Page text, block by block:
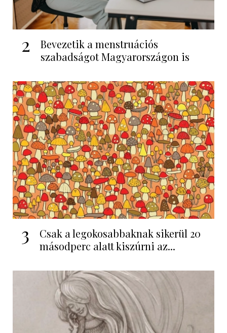
2
Bevezetik a menstruációs
szabadságot Magyarországon is
3
Csak a legokosabbaknak sikerül 20
másodperc alatt kiszúrni az...